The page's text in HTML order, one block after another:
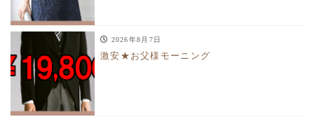
2026年8月7日
激安★お父様モーニング